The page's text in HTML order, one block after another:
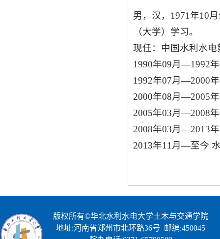
男，汉， 1971年10
（大学）学习。
现任：中国水利水
1990年09月—1992
1992年07月—2000
2000年08月—2005
2005年03月—2008
2008年03月—2013
2013年11月—至今
版权所有©华北水利水电大学土木与交通学院
地址:河南省郑州市北环路36号 邮编:450045